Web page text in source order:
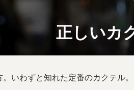
正しいカ
いわずと知れた定番のカクテル。